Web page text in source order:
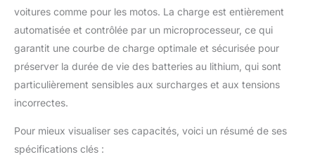
voitures comme pour les motos. La charge est entièrement
automatisée et contrôlée par un microprocesseur, ce qui
garantit une courbe de charge optimale et sécurisée pour
préserver la durée de vie des batteries au lithium, qui sont
particulièrement sensibles aux surcharges et aux tensions
incorrectes.
Pour mieux visualiser ses capacités, voici un résumé de ses
spécifications clés :